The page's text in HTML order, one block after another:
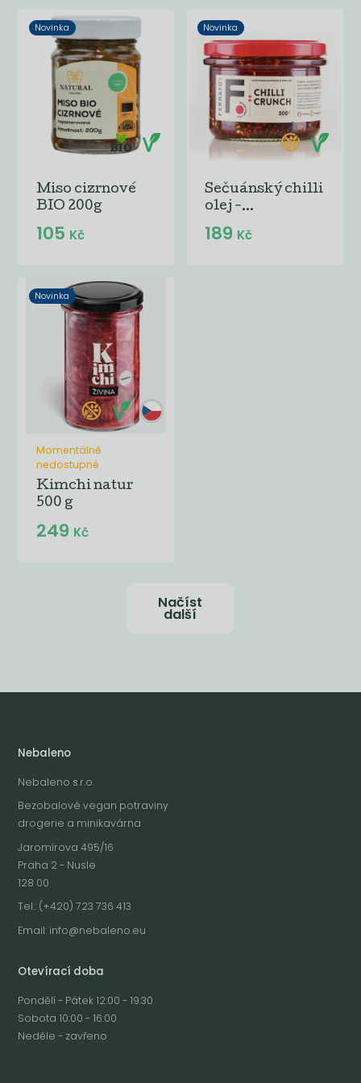
Novinka
Miso cizrnové
BIO 200g
105 Kč
Novinka
Sečuánský chilli
olej -...
189 Kč
Novinka
Momentálně
nedostupné
Kimchi natur
500 g
249 Kč
Načíst
další
Nebaleno
Nebaleno s.r.o.
Bezobalové vegan potraviny
drogerie a minikavárna
Jaromírova 495/16
Praha 2 - Nusle
128 00
Tel.: (+420) 723 736 413
Email: info@nebaleno.eu
Otevírací doba
Pondělí - Pátek 12:00 - 19:30
Sobota 10:00 - 16:00
Neděle - zavřeno